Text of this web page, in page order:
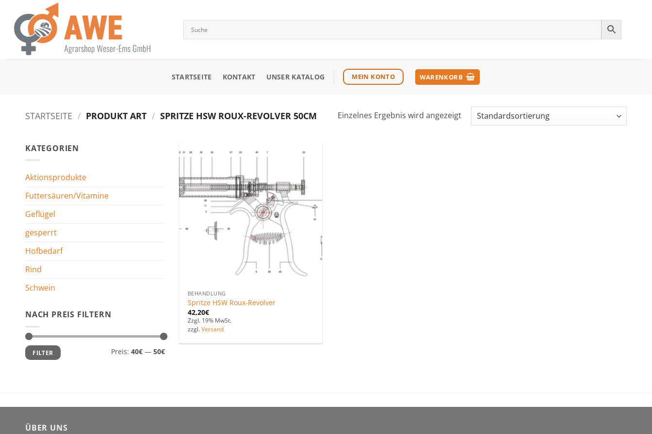
Inhalt
springen
STARTSEITE KONTAKT UNSER KATALOG MEIN KONTO WARENKORB
STARTSEITE / PRODUKT ART / SPRITZE HSW ROUX-REVOLVER 50CM Einzelnes Ergebnis wird angezeigt
KATEGORIEN
Aktionsprodukte
Futtersäuren/Vitamine
Geflügel
gesperrt
Hofbedarf
Rind
Schwein
NACH PREIS FILTERN
Min.
Preis
Max.
Preis
FILTER Preis: 40€— 50€
hinzufügen
BEHANDLUNG
Spritze HSW Roux-Revolver
42,20€
Zzgl. 19% MwSt.
zzgl. Versand
ÜBER UNS